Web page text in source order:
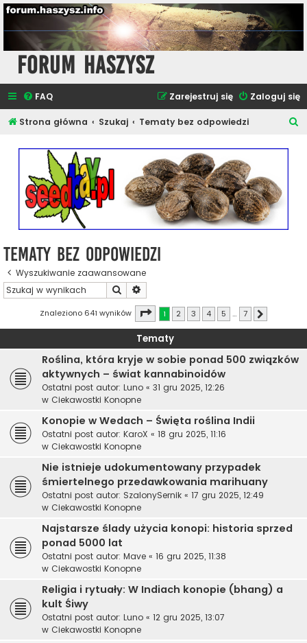
Forum Haszysz
FAQ Zaloguj się
Zarejestruj się
Strona główna Szukaj Tematy bez odpowiedzi
Tematy bez odpowiedzi
Wyszukiwanie zaawansowane
Szukaj
Znaleziono 641 wyników Strona1 7
1 2 3 4 5 … 7
Tematy
Roślina, która kryje w sobie ponad 500 związków
aktywnych – świat kannabinoidów
Ostatni post autor: Luno « 31 gru 2025, 12:26
w Ciekawostki Konopne
Konopie w Wedach – Święta roślina Indii
Ostatni post autor: KaroX « 18 gru 2025, 11:16
w Ciekawostki Konopne
Nie istnieje udokumentowany przypadek
śmiertelnego przedawkowania marihuany
Ostatni post autor: SzalonySernik « 17 gru 2025, 12:49
w Ciekawostki Konopne
Najstarsze ślady użycia konopi: historia sprzed
ponad 5000 lat
Ostatni post autor: Mave « 16 gru 2025, 11:38
w Ciekawostki Konopne
Religia i rytuały: W Indiach konopie (bhang) a
kult Śiwy
Ostatni post autor: Luno « 12 gru 2025, 13:07
w Ciekawostki Konopne